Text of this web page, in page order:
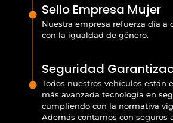
Sello Empresa Mujer
Nuestra empresa refuerza día a
con la igualdad de género.
Seguridad
Todos nuestros vehículos están
más avanzada tecnología en
cumpliendo con la normativa
Además contamos con seguros